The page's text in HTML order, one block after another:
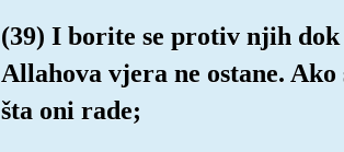
(39) I borite se protiv njih dok
Allahova vjera ne ostane.
šta oni rade;